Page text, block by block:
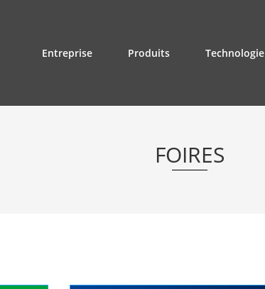
Entreprise Produits Technologie
FOIRES